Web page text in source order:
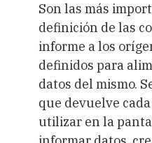
Son las más
definición de las
informe a los
definidos para
datos del mismo.
que devuelve
utilizar en la